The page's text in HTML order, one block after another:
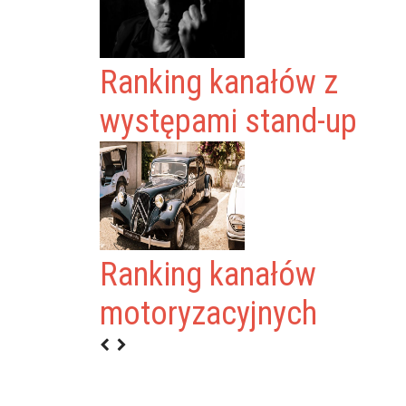
Ranking kanałów z
występami stand-up
Ranking kanałów
motoryzacyjnych